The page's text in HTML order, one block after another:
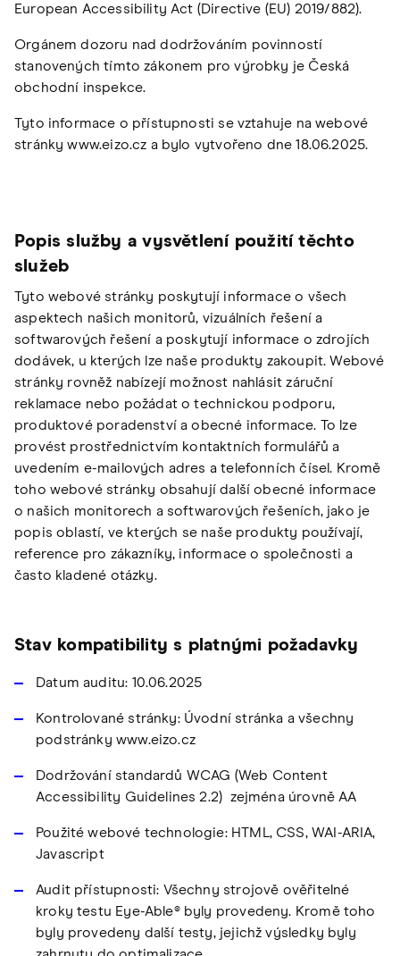
European Accessibility Act (Directive (EU) 2019/882).
Orgánem dozoru nad dodržováním povinností
stanovených tímto zákonem pro výrobky je Česká
obchodní inspekce.
Tyto informace o přístupnosti se vztahuje na webové
stránky www.eizo.cz a bylo vytvořeno dne 18.06.2025.
Popis služby a vysvětlení použití těchto
služeb
Tyto webové stránky poskytují informace o všech
aspektech našich monitorů, vizuálních řešení a
softwarových řešení a poskytují informace o zdrojích
dodávek, u kterých lze naše produkty zakoupit. Webové
stránky rovněž nabízejí možnost nahlásit záruční
reklamace nebo požádat o technickou podporu,
produktové poradenství a obecné informace. To lze
provést prostřednictvím kontaktních formulářů a
uvedením e-mailových adres a telefonních čísel. Kromě
toho webové stránky obsahují další obecné informace
o našich monitorech a softwarových řešeních, jako je
popis oblastí, ve kterých se naše produkty používají,
reference pro zákazníky, informace o společnosti a
často kladené otázky.
Stav kompatibility s platnými požadavky
Datum auditu: 10.06.2025
Kontrolované stránky: Úvodní stránka a všechny
podstránky www.eizo.cz
Dodržování standardů WCAG (Web Content
Accessibility Guidelines 2.2) zejména úrovně AA
Použité webové technologie: HTML, CSS, WAI-ARIA,
Javascript
Audit přístupnosti: Všechny strojově ověřitelné
kroky testu Eye-Able® byly provedeny. Kromě toho
byly provedeny další testy, jejichž výsledky byly